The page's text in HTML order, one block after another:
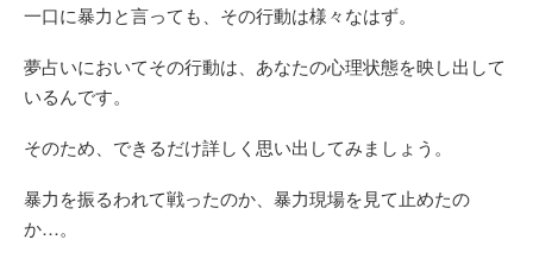
一口に暴力と言っても、その行動は様々なはず。
夢占いにおいてその行動は、あなたの心理状態を映し出して
いるんです。
そのため、できるだけ詳しく思い出してみましょう。
暴力を振るわれて戦ったのか、暴力現場を見て止めたの
か…。